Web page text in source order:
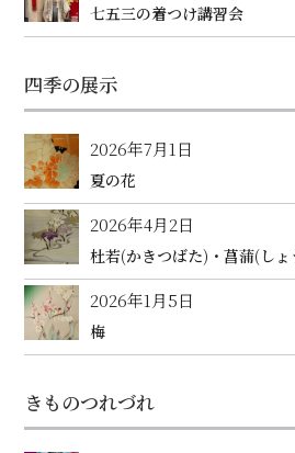
七五三の着つけ講習会
四季の展示
2026年7月1日
夏の花
2026年4月2日
杜若(かきつばた)・菖蒲(しょ
2026年1月5日
梅
きものつれづれ